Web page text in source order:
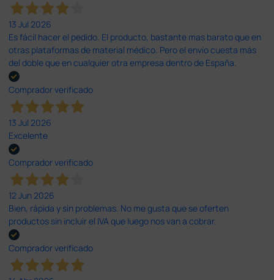
13 Jul 2026
Es fácil hacer el pedido. El producto, bastante mas barato que en
otras plataformas de material médico. Pero el envío cuesta más
del doble que en cualquier otra empresa dentro de España.
Comprador verificado
13 Jul 2026
Excelente
Comprador verificado
12 Jun 2026
Bien, rápida y sin problemas. No me gusta que se oferten
productos sin incluir el IVA que luego nos van a cobrar.
Comprador verificado